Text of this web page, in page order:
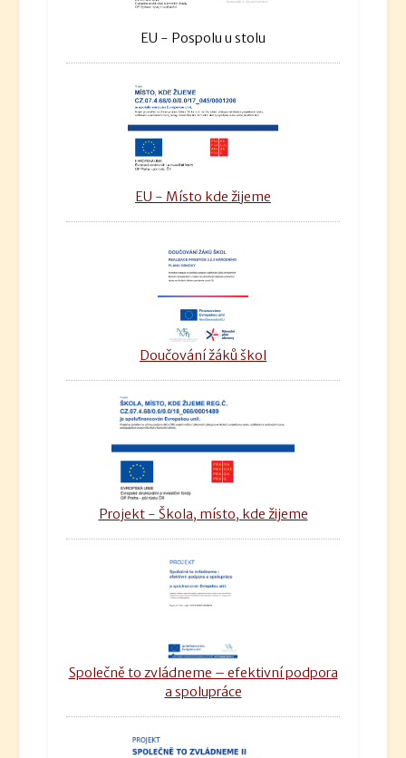
EU - Pospolu u stolu
EU - Místo kde žijeme
Doučování žáků škol
Projekt - Škola, místo, kde žijeme
Společně to zvládneme – efektivní podpora
a spolupráce